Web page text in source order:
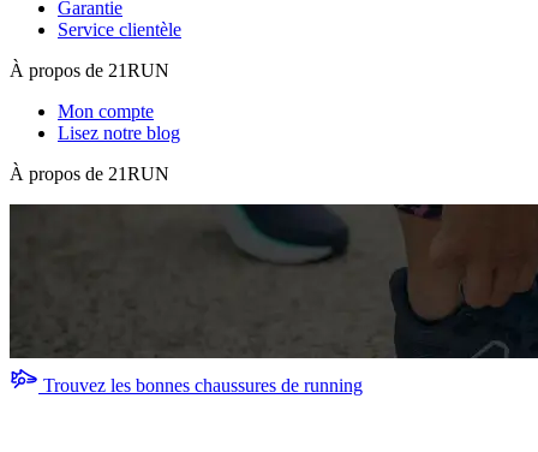
Garantie
Service clientèle
À propos de 21RUN
Mon compte
Lisez notre blog
À propos de 21RUN
Trouvez les bonnes chaussures de running